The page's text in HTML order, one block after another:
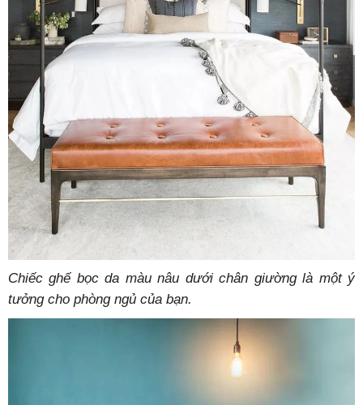
Chiếc ghế bọc da màu nâu dưới chân giường là một ý
tưởng cho phòng ngủ của bạn.